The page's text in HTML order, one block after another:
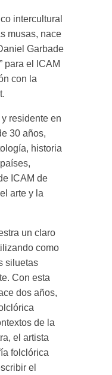
intercultural
musas, nace
Garbade
para el ICAM
con la
residente en
30 años,
historia
ICAM de
arte y la
un claro
como
siluetas
Con esta
dos años,
de la
el artista
folclórica
el